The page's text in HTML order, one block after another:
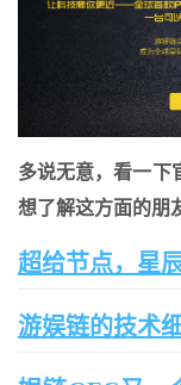
多说无意，看一下
想了解这方面的朋
超给节点，星
游娱链的技术